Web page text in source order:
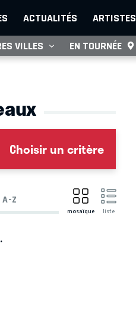
ACTUALITÉS ARTISTES
VILLES EN TOURNÉE
Choisir un critère
A-Z
mosaïque liste